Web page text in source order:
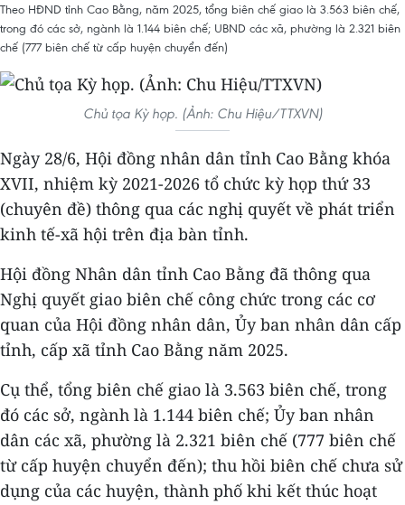
Theo HĐND tỉnh Cao Bằng, năm 2025, tổng biên chế giao là 3.563 biên chế,
trong đó các sở, ngành là 1.144 biên chế; UBND các xã, phường là 2.321 biên
chế (777 biên chế từ cấp huyện chuyển đến)
Chủ tọa Kỳ họp. (Ảnh: Chu Hiệu/TTXVN)
Ngày 28/6, Hội đồng nhân dân tỉnh Cao Bằng khóa
XVII, nhiệm kỳ 2021-2026 tổ chức kỳ họp thứ 33
(chuyên đề) thông qua các nghị quyết về phát triển
kinh tế-xã hội trên địa bàn tỉnh.
Hội đồng Nhân dân tỉnh Cao Bằng đã thông qua
Nghị quyết giao biên chế công chức trong các cơ
quan của Hội đồng nhân dân, Ủy ban nhân dân cấp
tỉnh, cấp xã tỉnh Cao Bằng năm 2025.
Cụ thể, tổng biên chế giao là 3.563 biên chế, trong
đó các sở, ngành là 1.144 biên chế; Ủy ban nhân
dân các xã, phường là 2.321 biên chế (777 biên chế
từ cấp huyện chuyển đến); thu hồi biên chế chưa sử
dụng của các huyện, thành phố khi kết thúc hoạt